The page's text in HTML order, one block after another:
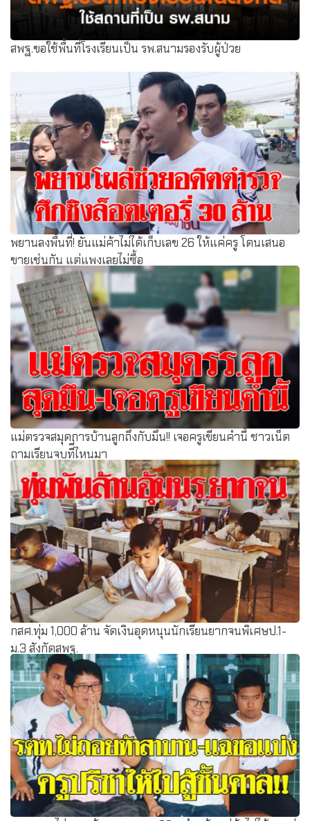
สพฐ.ขอใช้พื้นที่โรงเรียนเป็น รพ.สนามรองรับผู้ป่วย
พยานลงพื้นที่! ยันแม่ค้าไม่ได้เก็บเลข 26 ให้แค่ครู โดนเสนอ
ขายเช่นกัน แต่แพงเลยไม่ซื้อ
แม่ตรวจสมุดการบ้านลูกถึงกับมึน!! เจอครูเขียนคำนี้ ชาวเน็ต
ถามเรียนจบทีี่ไหนมา
กสศ.ทุ่ม 1,000 ล้าน จัดเงินอุดหนุนนักเรียนยากจนพิเศษป.1-
ม.3 สังกัดสพฐ.